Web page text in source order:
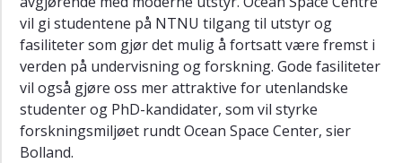
vil gi studentene på NTNU tilgang til utstyr og
fasiliteter som gjør det mulig å fortsatt være fremst i
verden på undervisning og forskning. Gode fasiliteter
vil også gjøre oss mer attraktive for utenlandske
studenter og PhD-kandidater, som vil styrke
forskningsmiljøet rundt Ocean Space Center, sier
Bolland.